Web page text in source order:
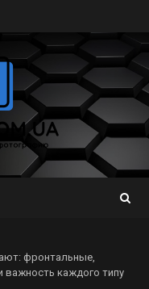
фронтальные,
важность каждого типу